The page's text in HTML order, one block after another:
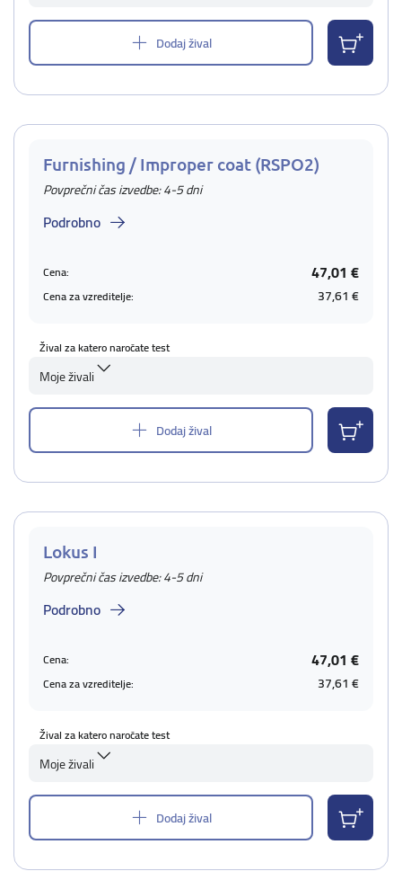
Dodaj žival
Furnishing / Improper coat (RSPO2)
Povprečni čas izvedbe: 4-5 dni
Podrobno
Cena: 47,01 €
Cena za vzreditelje: 37,61 €
Žival za katero naročate test
Moje živali
Dodaj žival
Lokus I
Povprečni čas izvedbe: 4-5 dni
Podrobno
Cena: 47,01 €
Cena za vzreditelje: 37,61 €
Žival za katero naročate test
Moje živali
Dodaj žival